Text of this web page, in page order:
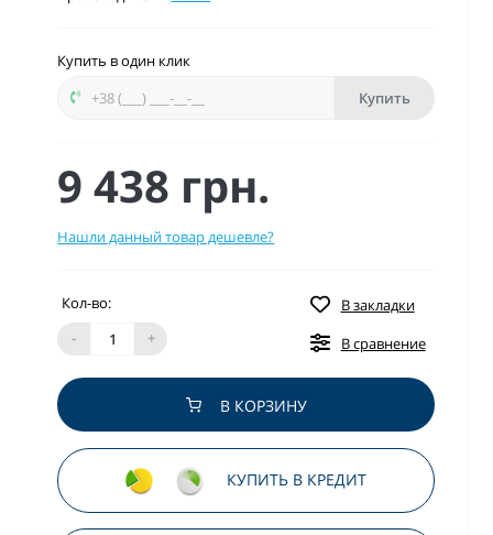
Купить в один клик
Купить
9 438 грн.
Нашли данный товар дешевле?
Кол-во:
-
+
В закладки
В сравнение
В КОРЗИНУ
КУПИТЬ В КРЕДИТ